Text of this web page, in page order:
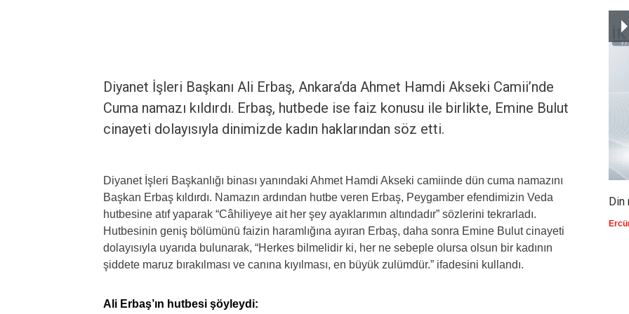
Diyanet İşleri Başkanı Ali Erbaş, Ankara’da Ahmet Hamdi Akseki Camii’nde
Cuma namazı kıldırdı. Erbaş, hutbede ise faiz konusu ile birlikte, Emine Bulut
cinayeti dolayısıyla dinimizde kadın haklarından söz etti.
Diyanet İşleri Başkanlığı binası yanındaki Ahmet Hamdi Akseki camiinde dün cuma namazını
Başkan Erbaş kıldırdı. Namazın ardından hutbe veren Erbaş, Peygamber efendimizin Veda
hutbesine atıf yaparak “Câhiliyeye ait her şey ayaklarımın altındadır” sözlerini tekrarladı.
Hutbesinin geniş bölümünü faizin haramlığına ayıran Erbaş, daha sonra Emine Bulut cinayeti
dolayısıyla uyarıda bulunarak, “Herkes bilmelidir ki, her ne sebeple olursa olsun bir kadının
şiddete maruz bırakılması ve canına kıyılması, en büyük zulümdür.” ifadesini kullandı.
Ali Erbaş’ın hutbesi şöyleydi:
Din